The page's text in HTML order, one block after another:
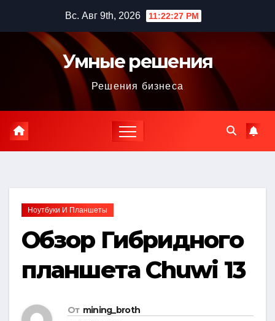
содержимому
Вс. Авг 9th, 2026 11:22:28 PM
Умные решения
Решения бизнеса
Ноутбуки И Планшеты
Обзор Гибридного
планшета Chuwi 13
От mining_broth